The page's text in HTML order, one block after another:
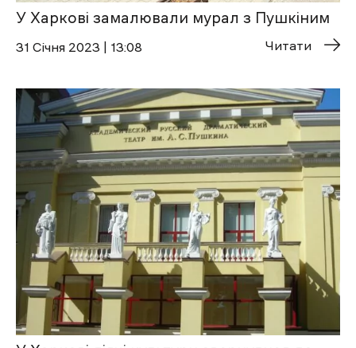
У Харкові замалювали мурал з Пушкіним
31 Січня 2023 | 13:08 Читати